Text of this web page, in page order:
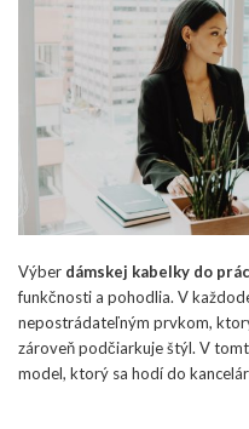
Výber dámskej kabelky do
funkčnosti a pohodlia. V
nepostrádateľným prvkom,
zároveň podčiarkuje štýl. V
model, ktorý sa hodí do